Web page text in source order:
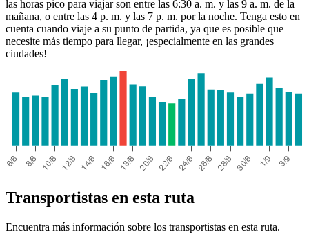
las horas pico para viajar son entre las 6:30 a. m. y las 9 a. m. de la
mañana, o entre las 4 p. m. y las 7 p. m. por la noche. Tenga esto en
cuenta cuando viaje a su punto de partida, ya que es posible que
necesite más tiempo para llegar, ¡especialmente en las grandes
ciudades!
Transportistas en esta ruta
Encuentra más información sobre los transportistas en esta ruta.